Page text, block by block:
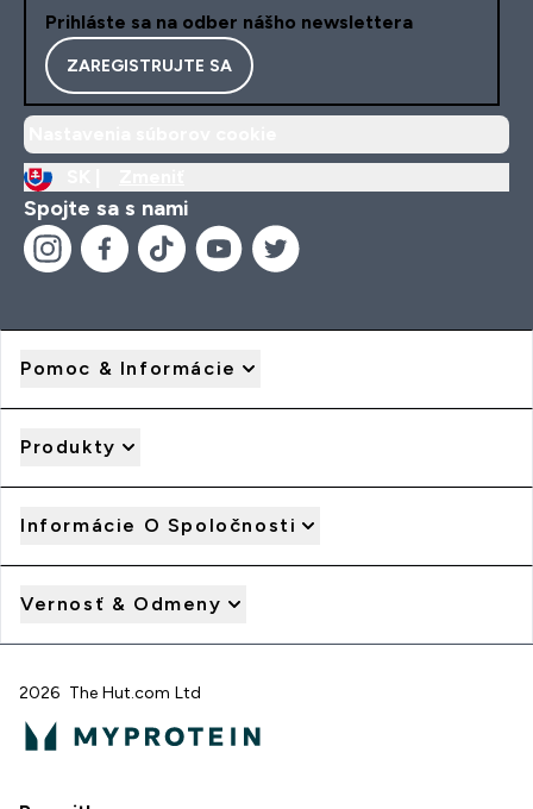
Prihláste sa na odber nášho newslettera
ZAREGISTRUJTE SA
Spojte sa s nami
Pomoc & Informácie
Produkty
Informácie O Spoločnosti
Vernosť & Odmeny
2026 The Hut.com Ltd